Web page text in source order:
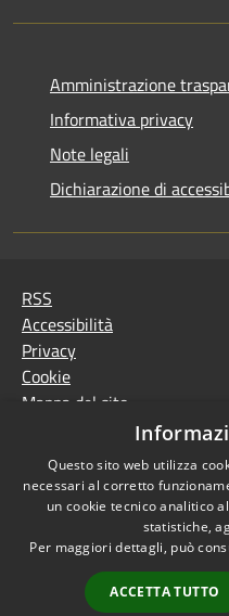
Amministrazione
Informativa privacy
Note legali
Dichiarazione di
RSS
Accessibilità
Privacy
Cookie
Mappa del sito
Questo sito web utilizza
necessari al corretto
un cookie tecnico analitico
statistiche,
Per maggiori dettagli, può
ACCETTA TUTTO